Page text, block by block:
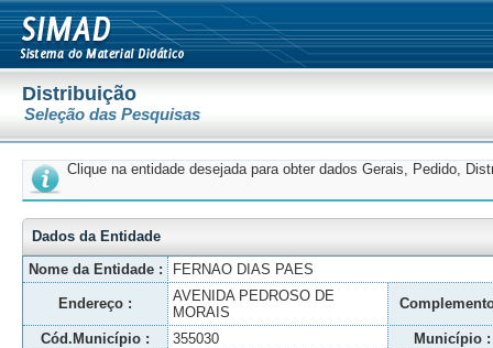
Distribuição
Seleção das Pesquisas
Clique na entidade desejada para obter dados Gerais, Pedido,
Dados da Entidade
Nome da Entidade :
FERNAO DIAS PAES
Endereço :
AVENIDA PEDROSO DE
MORAIS
Cód.Município : 355030 Município :